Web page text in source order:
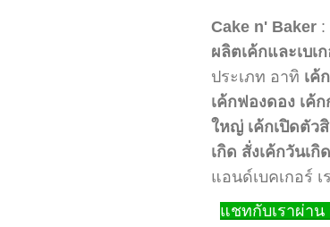
Cake n' Baker :
ผลิตเค้กและเบเ
ประเภท อาทิ เค้
เค้กฟองดอง เค้
ใหญ่ เค้กเปิดตัว
เกิด สั่งเค้กวันเกิด
แอนด์เบคเกอร์
แชทกับเราผ่า